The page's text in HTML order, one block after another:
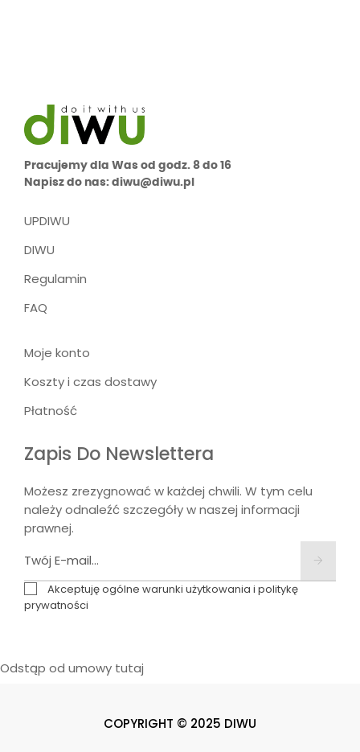
Pracujemy dla Was od godz. 8 do 16
Napisz do nas: diwu@diwu.pl
UPDIWU
DIWU
Regulamin
FAQ
Moje konto
Koszty i czas dostawy
Płatność
Zapis Do Newslettera
Możesz zrezygnować w każdej chwili. W tym celu
należy odnaleźć szczegóły w naszej informacji
prawnej.
Akceptuję ogólne warunki użytkowania i politykę
prywatności
Odstąp od umowy tutaj
COPYRIGHT © 2025 DIWU